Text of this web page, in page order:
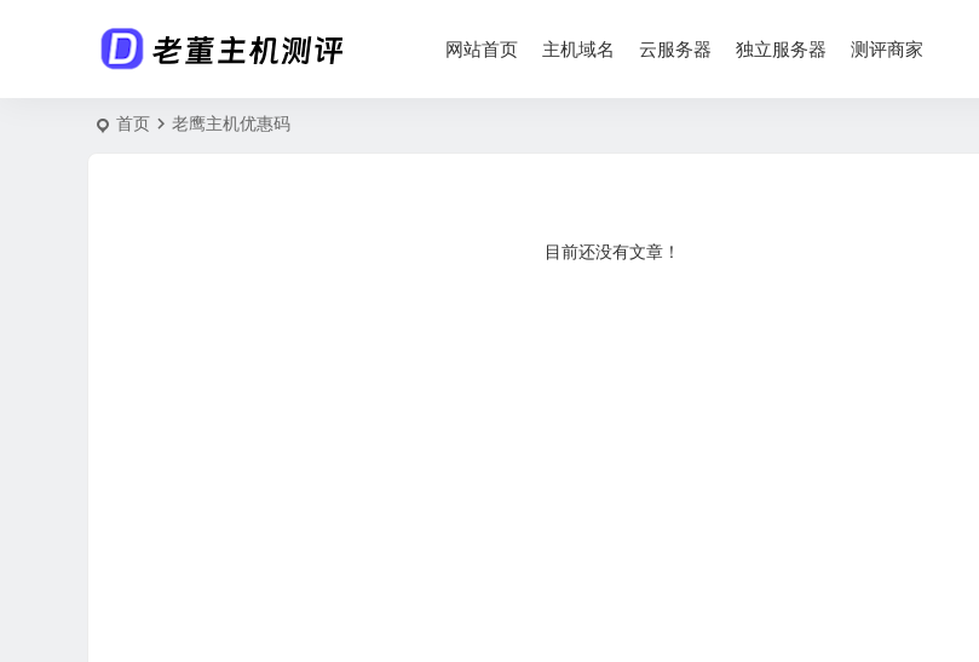
网站首页 主机域名 云服务器 独立服务器 测评商家
首页 老鹰主机优惠码
目前还没有文章！